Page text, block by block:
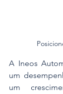
A Ineos
um
um